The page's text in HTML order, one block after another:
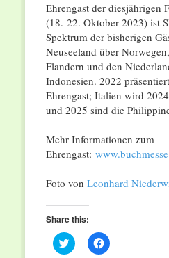
Ehrengast der diesjährigen
(18.-22. Oktober 2023) ist
Spektrum der bisherigen
Neuseeland über
Flandern und den
Indonesien. 2022
Ehrengast; Italien wird
und 2025 sind die
Mehr Informationen zum
Ehrengast:
Foto von Leonhard
Share this:
Click
to
Click
to